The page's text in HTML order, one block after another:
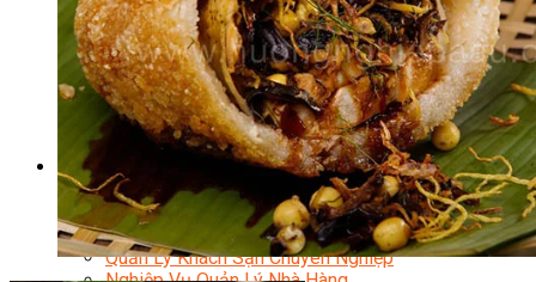
Bánh Ngắn Hạn
Bánh Kinh Doanh
Handmade Mini Cake
Master Class
Bí Quyết Kinh Doanh Và Vận Hành Mô Hình Bánh
Chuyên Đề Bếp Bánh
Video Dạy Làm Bánh
Quản Trị NHKS
Quản Trị Nhà Hàng Khách Sạn Quốc Tế
Nghiệp Vụ Quản Lý NH-KS
Quản Lý Nhà Hàng Chuyên Nghiệp
Quản Lý Khách Sạn Chuyên Nghiệp